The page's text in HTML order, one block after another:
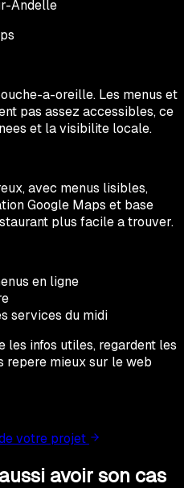
Andelle
a-oreille. Les menus et
pas assez accessibles, ce
et la visibilite locale.
avec menus lisibles,
Google Maps et base
plus facile a trouver.
en ligne
services du midi
les infos utiles, regardent les
repere mieux sur le web
votre projet
avoir son cas